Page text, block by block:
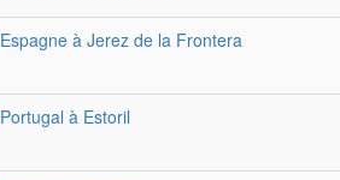
Espagne à Jerez de la Frontera
Portugal à Estoril